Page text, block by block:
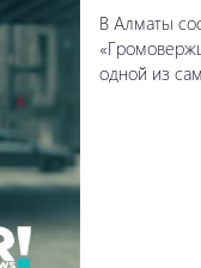
В Алматы
одной из